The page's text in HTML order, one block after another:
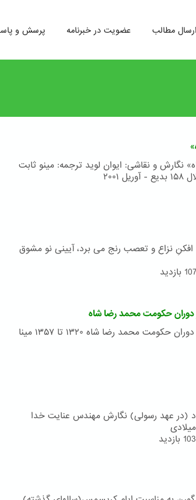
پرسش و عضویت در خبرنامه ارسال مطالب
نگارش و نقاشی: ایوان لوید ترجمه: مینو ثابت
افکنِ نزاع و تعصب رنج می برد، آیینی نو مشوق
دوران حکومت محمد رضا شاه
نگاهی به تاریخ جامعه بهائی ایران در دوران حکومت محمد رضا شاه ۱۳۲۰ تا ۱۳۵۷ مینا
(در عهد رسولی) نگارش مهندس عنایت خدا